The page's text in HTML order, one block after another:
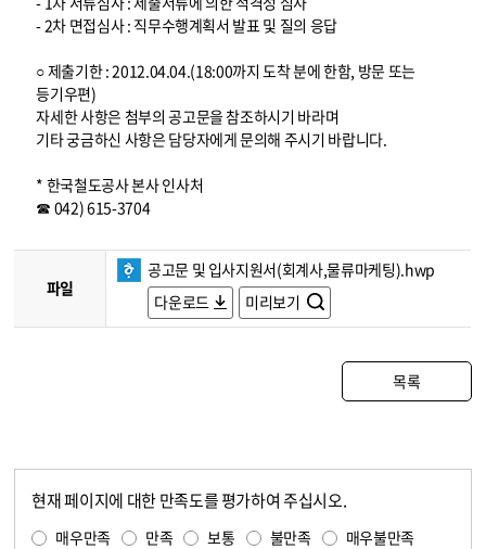
- 2차 면접심사 : 직무수행계획서 발표 및 질의 응답
○ 제출기한 : 2012.04.04.(18:00까지 도착 분에 한함, 방문 또는
등기우편)
자세한 사항은 첨부의 공고문을 참조하시기 바라며
기타 궁금하신 사항은 담당자에게 문의해 주시기 바랍니다.
* 한국철도공사 본사 인사처
☎ 042) 615-3704
파일
공고문 및 입사지원서(회계사,물류마케팅).hwp
다운로드
미리보기
목록
현재 페이지에 대한 만족도를 평가하여 주십시오.
매우만족 만족 보통 불만족 매우불만족